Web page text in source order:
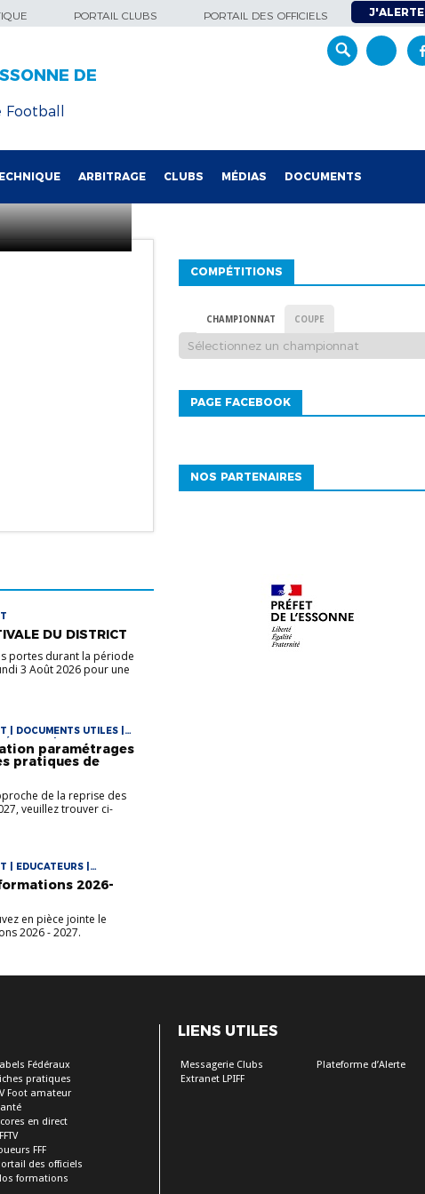
PORTAIL CLUBS PORTAIL DES OFFICIELS J'ALERTE
DE
Football
ARBITRAGE CLUBS MÉDIAS DOCUMENTS
DU DISTRICT
portes durant la période
3 Août 2026 pour une
| DOCUMENTS UTILES |
| DOCUMENTS
DOCUMENTS UTILES
paramétrages
pratiques de
de la reprise des
veuillez trouver ci-
| EDUCATEURS |
CLUBS
2026-
en pièce jointe le
2026 - 2027.
COMPÉTITIONS
CHAMPIONNAT COUPE
PAGE FACEBOOK
NOS PARTENAIRES
Fédéraux
pratiques
Foot amateur
en direct
FFF
des officiels
formations
LIENS UTILES
Messagerie Clubs
Extranet LPIFF
Plateforme d’Alerte